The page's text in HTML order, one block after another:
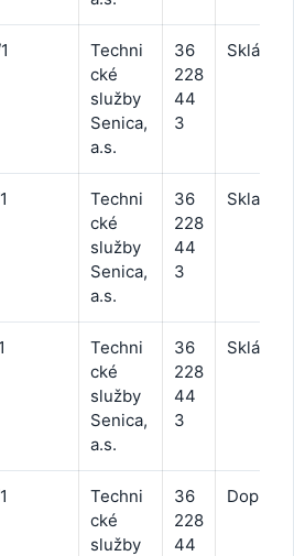
Techni
cké
služby
Senica,
a.s.
36
228
44
3
Techni
cké
služby
Senica,
a.s.
36
228
44
3
Techni
cké
služby
Senica,
a.s.
36
228
44
3
Techni
cké
služby
36
228
44